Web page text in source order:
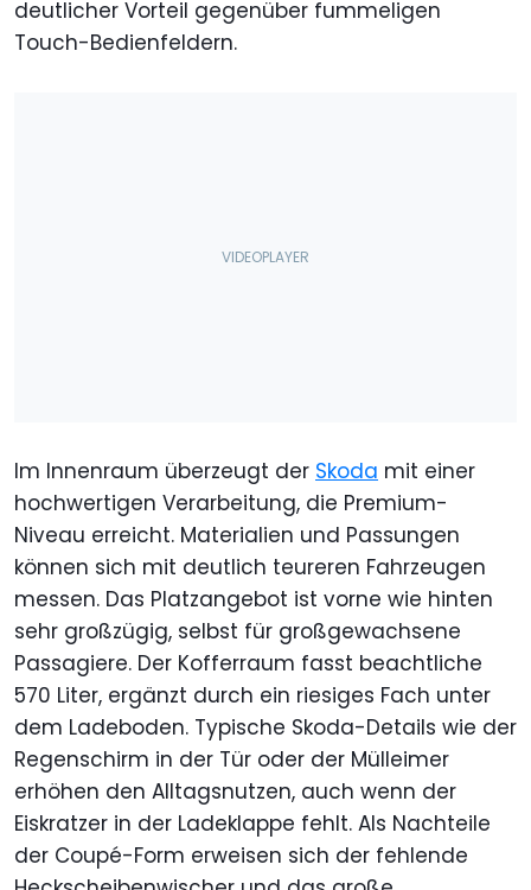
deutlicher Vorteil gegenüber fummeligen
Touch-Bedienfeldern.
Im Innenraum überzeugt der Skoda mit einer
hochwertigen Verarbeitung, die Premium-
Niveau erreicht. Materialien und Passungen
können sich mit deutlich teureren Fahrzeugen
messen. Das Platzangebot ist vorne wie hinten
sehr großzügig, selbst für großgewachsene
Passagiere. Der Kofferraum fasst beachtliche
570 Liter, ergänzt durch ein riesiges Fach unter
dem Ladeboden. Typische Skoda-Details wie der
Regenschirm in der Tür oder der Mülleimer
erhöhen den Alltagsnutzen, auch wenn der
Eiskratzer in der Ladeklappe fehlt. Als Nachteile
der Coupé-Form erweisen sich der fehlende